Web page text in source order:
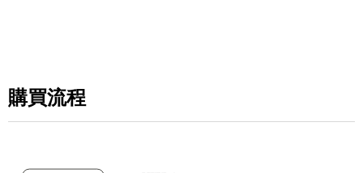
購買流程